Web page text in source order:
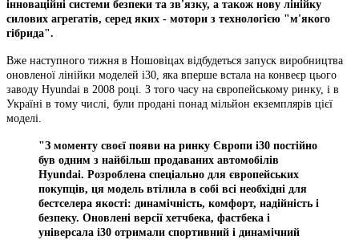
інноваційні системи безпеки та зв'язку, а також нову лінійку
силових агрегатів, серед яких - мотори з технологією "м'якого
гібрида".
Вже наступного тижня в Ношовіцах відбудеться запуск виробництва
оновленої лінійки моделей i30, яка вперше встала на конвеєр цього
заводу Hyundai в 2008 році. З того часу на європейському ринку, і в
Україні в тому числі, були продані понад мільйон екземплярів цієї
моделі.
"З моменту своєї появи на ринку Європи i30 постійно
був одним з найбільш продаваних автомобілів
Hyundai. Розроблена спеціально для європейських
покупців, ця модель втілила в собі всі необхідні для
бестселера якості: динамічність, комфорт, надійність і
безпеку. Оновлені версії хетчбека, фастбека і
універсала i30 отримали спортивний і динамічний